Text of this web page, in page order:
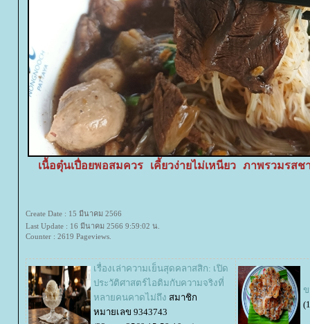
เนื้อตุ๋นเปื่อยพอสมควร เคี้ยวง่ายไม่เหนียว ภาพรวมร
Create Date : 15 มีนาคม 2566
Last Update : 16 มีนาคม 2566 9:59:02 น.
Counter : 2619 Pageviews.
เรื่องเล่าความเย็นสุดคลาสสิก: เปิด
ประวัติศาสตร์ไอติมกับความจริงที่
หลายคนคาดไม่ถึง สมาชิก
หมายเลข 9343743